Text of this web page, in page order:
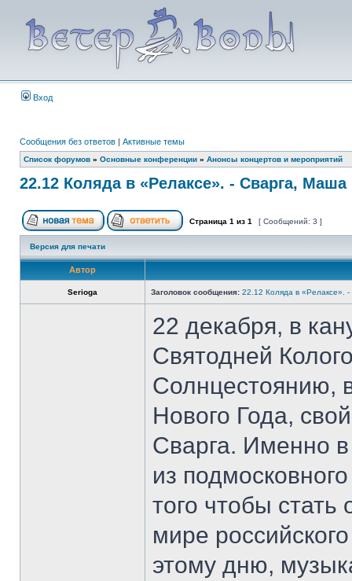
Вход
Сообщения без ответов | Активные темы
Список форумов » Основные конференции » Анонсы концертов и мероприятий
22.12 Коляда в «Релаксе». - Сварга,
Страница 1 из 1 [ Сообщений: 3 ]
Версия для печати
Автор
Serioga Заголовок сообщения: 22.12 Коляда в «Релаксе».
22 декабря, в
Святодней
Солнцестоянию,
Нового Года,
Сварга. Именно в
из
того чтобы
мире
этому дню,